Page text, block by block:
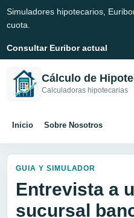
Simuladores hipotecarios,
cuota.
Consultar Euribor actual
Cálculo de
Calculadoras hipotecarias
Inicio Sobre Nosotros
GUIA Y SIMULADOR
Entrevista a
sucursal